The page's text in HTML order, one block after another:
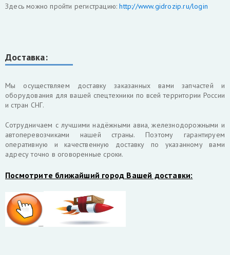
Здесь можно пройти регистрацию:http://www.gidrozip.ru/login
Доставка:
Мы осуществляем доставку заказанных вами запчастей и
оборудования для вашей спецтехники по всей территории России
и стран СНГ.
Cотрудничаем с лучшими надёжными авиа, железнодорожными и
автоперевозчиками нашей страны. Поэтому гарантируем
оперативную и качественную доставку по указанному вами
адресу точно в оговоренные сроки.
Посмотрите ближайший город Вашей доставки: